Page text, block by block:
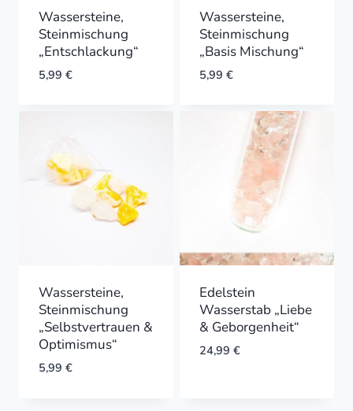
Wassersteine,
Steinmischung
„Entschlackung“
5,99 €
Wassersteine,
Steinmischung
„Basis Mischung“
5,99 €
Wassersteine,
Steinmischung
„Selbstvertrauen &
Optimismus“
5,99 €
Edelstein
Wasserstab „Liebe
& Geborgenheit“
24,99 €